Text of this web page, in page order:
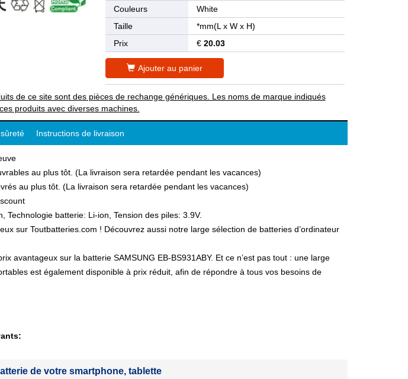
Couleurs
White
Taille
*mm(L x W x H)
Prix
€20.03
Ajouter au panier
de ce site sont des pièces de rechange génériques. Les noms de marque indiqués
produits avec diverses machines.
Instructions de livraison
au plus tôt. (La livraison sera retardée pendant les vacances)
au plus tôt. (La livraison sera retardée pendant les vacances)
Technologie batterie: Li-ion, Tension des piles: 3.9V.
sur Toutbatteries.com ! Découvrez aussi notre large sélection de batteries d’ordinateur
avantageux sur la batterie SAMSUNG EB-BS931ABY. Et ce n’est pas tout : une large
est également disponible à prix réduit, afin de répondre à tous vos besoins de
de votre smartphone, tablette